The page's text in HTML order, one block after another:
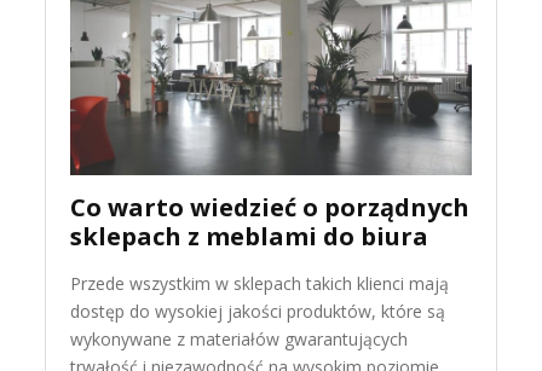
Co warto wiedzieć o porządnych
sklepach z meblami do biura
Przede wszystkim w sklepach takich klienci mają
dostęp do wysokiej jakości produktów, które są
wykonywane z materiałów gwarantujących